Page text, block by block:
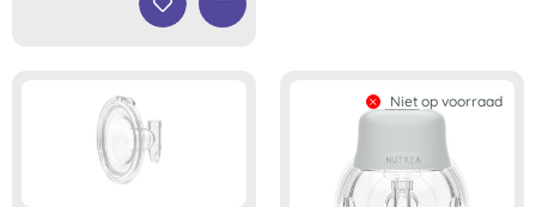
Niet op voorraad